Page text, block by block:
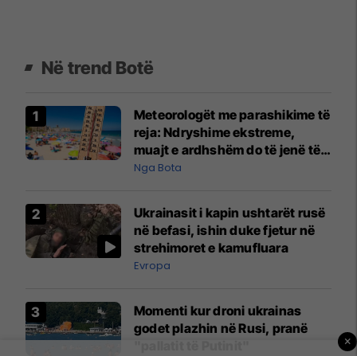
Në trend Botë
Meteorologët me parashikime të
reja: Ndryshime ekstreme,
muajt e ardhshëm do të jenë të
pazakontë
Nga Bota
Ukrainasit i kapin ushtarët rusë
në befasi, ishin duke fjetur në
strehimoret e kamufluara
Evropa
Momenti kur droni ukrainas
godet plazhin në Rusi, pranë
×